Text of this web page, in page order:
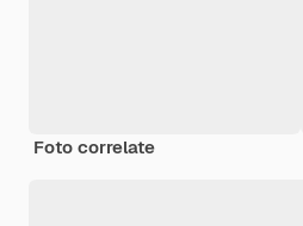
Foto correlate